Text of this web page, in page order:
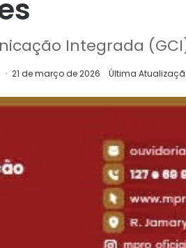
Integrada
21 de março de 2026 Última